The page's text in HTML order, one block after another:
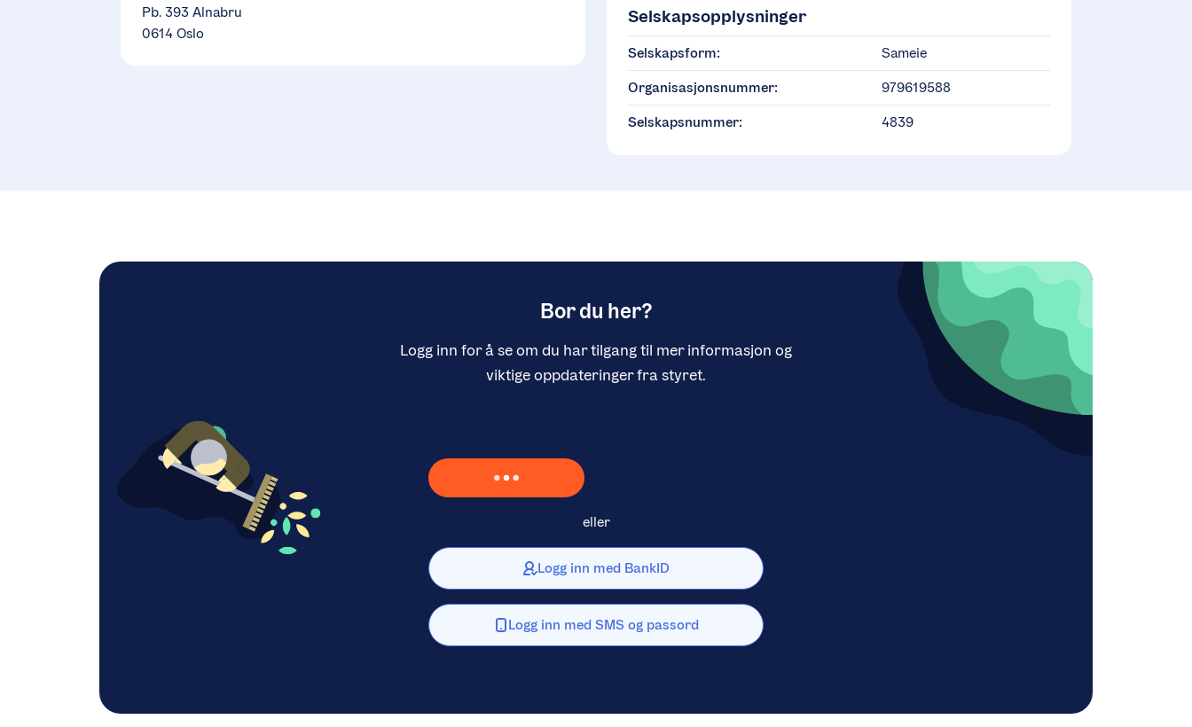
Pb. 393 Alnabru
0614 Oslo
Selskapsopplysninger
Selskapsform: Sameie
Organisasjonsnummer: 979619588
Selskapsnummer: 4839
Bor du her?
Logg inn for å se om du har tilgang til mer informasjon og
viktige oppdateringer fra styret.
Laster inn Vipps …
eller
Logg inn med BankID
Logg inn med SMS og passord